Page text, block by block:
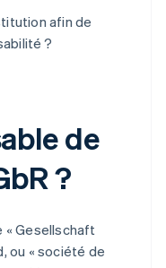
afin de
?
de
?
« Gesellschaft
ou « société de